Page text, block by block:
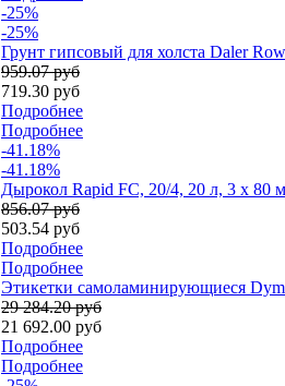
-25%
-25%
Грунт гипсовый для холста Daler
959.07 руб
719.30 руб
Подробнее
Подробнее
-41.18%
-41.18%
Дырокол Rapid FC, 20/4, 20 л, 3 x 80
856.07 руб
503.54 руб
Подробнее
Подробнее
Этикетки самоламинирующиеся
29 284.20 руб
21 692.00 руб
Подробнее
Подробнее